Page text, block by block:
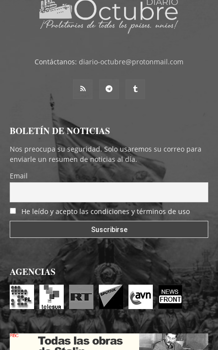
Contáctanos: diario-octubre@protonmail.com
BOLETÍN DE NOTICIAS
Nos preocupa su seguridad. Solo usaremos su correo para
enviarle un resumen de noticias al día.
Email
He leído y acepto las condiciones y términos de uso
AGENCIAS